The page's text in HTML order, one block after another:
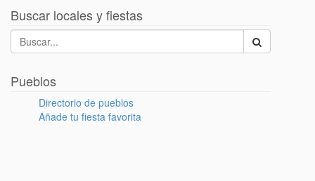
Buscar locales y fiestas
Pueblos
Directorio de pueblos
Añade tu fiesta favorita